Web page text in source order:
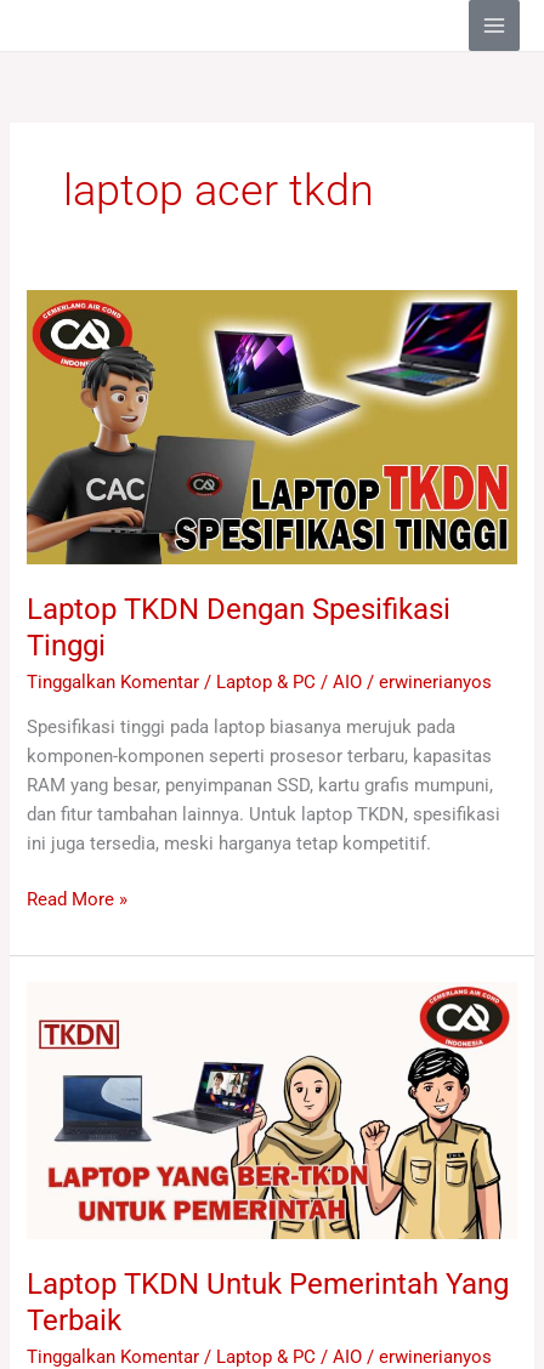
laptop acer tkdn
Laptop TKDN Dengan Spesifikasi
Tinggi
Tinggalkan Komentar / Laptop & PC / AIO /erwinerianyos
Spesifikasi tinggi pada laptop biasanya merujuk pada
komponen-komponen seperti prosesor terbaru, kapasitas
RAM yang besar, penyimpanan SSD, kartu grafis mumpuni,
dan fitur tambahan lainnya. Untuk laptop TKDN, spesifikasi
ini juga tersedia, meski harganya tetap kompetitif.
Laptop
TKDN
Dengan
Spesifikasi
Read More »
Laptop TKDN Untuk Pemerintah Yang
Terbaik
Tinggalkan Komentar / Laptop & PC / AIO /erwinerianyos
TKDN
Untuk
Pemerintah
Yang
Terbaik